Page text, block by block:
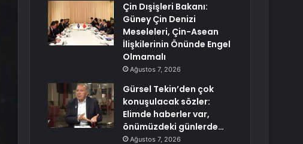
Çin Dışişleri Bakanı:
Güney Çin Denizi
Meseleleri, Çin-Asean
İlişkilerinin Önünde Engel
Olmamalı
Ağustos 7, 2026
Gürsel Tekin’den çok
konuşulacak sözler:
Elimde haberler var,
önümüzdeki günlerde…
Ağustos 7, 2026